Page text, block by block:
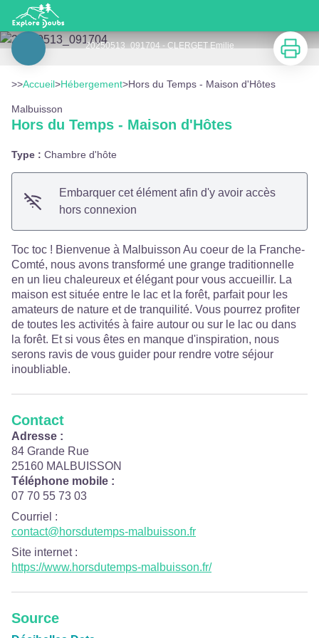
Hors du Temps - Maison d'Hôtes
20250513_091704 - CLERGET Emilie
Voir l'image en plein écran
Imprimer
>>Accueil>Hébergement>Hors du Temps - Maison d'Hôtes
Malbuisson
Hors du Temps - Maison d'Hôtes
Type : Chambre d'hôte
Embarquer cet élément afin d'y avoir accès
hors connexion
Toc toc ! Bienvenue à Malbuisson Au coeur de la Franche-
Comté, nous avons transformé une grange traditionnelle
en un lieu chaleureux et élégant pour vous accueillir. La
maison est située entre le lac et la forêt, parfait pour les
amateurs de nature et de tranquilité. Vous pourrez profiter
de toutes les activités à faire autour ou sur le lac ou dans
la forêt. Et si vous êtes en manque d'inspiration, nous
serons ravis de vous guider pour rendre votre séjour
inoubliable.
Contact
Adresse :
84 Grande Rue
25160 MALBUISSON
Téléphone mobile :
07 70 55 73 03
Courriel :
contact@horsdutemps-malbuisson.fr
Site internet:
https://www.horsdutemps-malbuisson.fr/
Source